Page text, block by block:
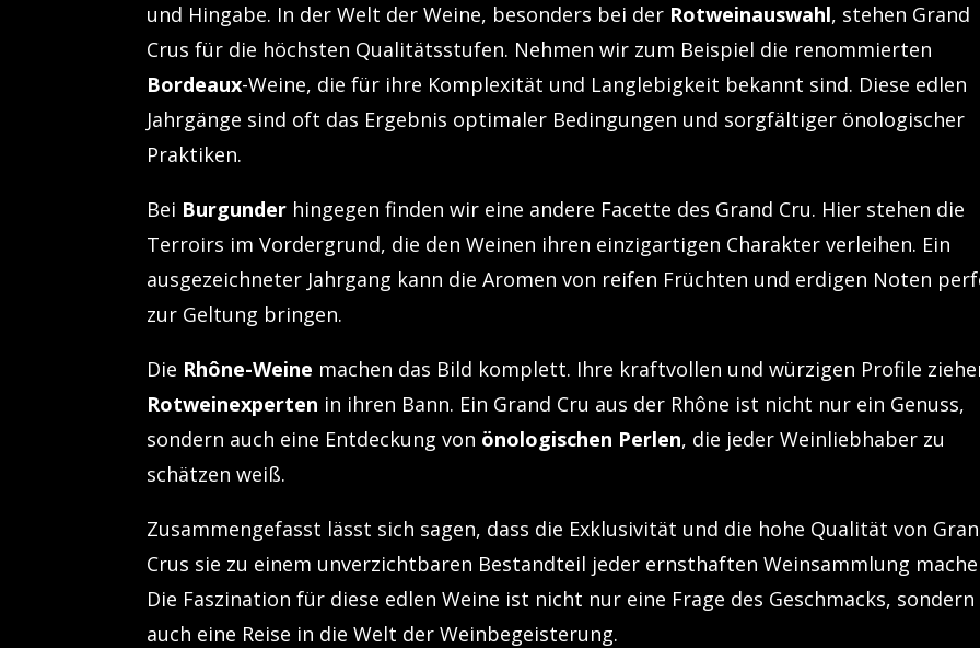
und Hingabe. In der Welt der Weine, besonders bei der Rotweinauswahl, stehen Grand
Crus für die höchsten Qualitätsstufen. Nehmen wir zum Beispiel die renommierten
Bordeaux-Weine, die für ihre Komplexität und Langlebigkeit bekannt sind. Diese edlen
Jahrgänge sind oft das Ergebnis optimaler Bedingungen und sorgfältiger önologischer
Praktiken.
Bei Burgunder hingegen finden wir eine andere Facette des Grand Cru. Hier stehen die
Terroirs im Vordergrund, die den Weinen ihren einzigartigen Charakter verleihen. Ein
ausgezeichneter Jahrgang kann die Aromen von reifen Früchten und erdigen Noten
zur Geltung bringen.
Die Rhône-Weine machen das Bild komplett. Ihre kraftvollen und würzigen Profile
Rotweinexperten in ihren Bann. Ein Grand Cru aus der Rhône ist nicht nur ein Genuss,
sondern auch eine Entdeckung von önologischen Perlen, die jeder Weinliebhaber zu
schätzen weiß.
Zusammengefasst lässt sich sagen, dass die Exklusivität und die hohe Qualität von
Crus sie zu einem unverzichtbaren Bestandteil jeder ernsthaften Weinsammlung
Die Faszination für diese edlen Weine ist nicht nur eine Frage des Geschmacks, sondern
auch eine Reise in die Welt der Weinbegeisterung.